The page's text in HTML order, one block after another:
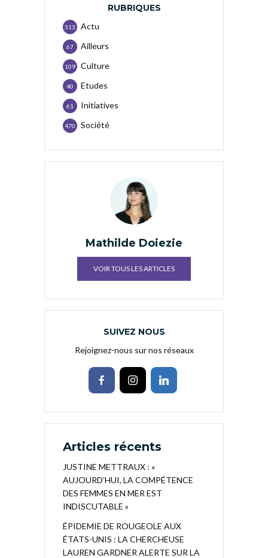
RUBRIQUES
Actu
313
Ailleurs
67
Culture
109
Etudes
40
Initiatives
61
Société
470
Mathilde Doiezie
VOIR TOUS LES ARTICLES
SUIVEZ NOUS
Rejoignez-nous sur nos réseaux
Articles récents
JUSTINE METTRAUX : «
AUJOURD’HUI, LA COMPÉTENCE
DES FEMMES EN MER EST
INDISCUTABLE »
ÉPIDEMIE DE ROUGEOLE AUX
ÉTATS-UNIS : LA CHERCHEUSE
LAUREN GARDNER ALERTE SUR LA